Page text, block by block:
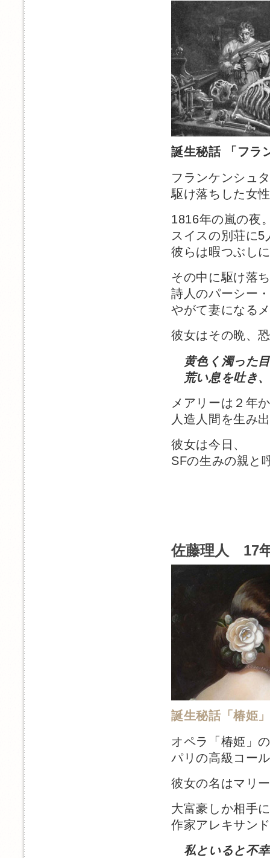
誕生秘話 「フラ
フランケンシュ
駆け落ちした女
1816年の嵐の夜
スイスの別荘に
彼らは暇つぶし
その中に駆け落
詩人のパーシー
やがて妻になる
彼女はその晩、
黄色く濁った
荒い息を吐き
メアリーは２年
人造人間を生み
彼女は今日、
SFの生みの親と
佐藤理人 17
誕生秘話「椿姫
オペラ「椿姫」
パリの高級コー
彼女の名はマリ
大富豪しか相手
作家アレキサン
私といると不